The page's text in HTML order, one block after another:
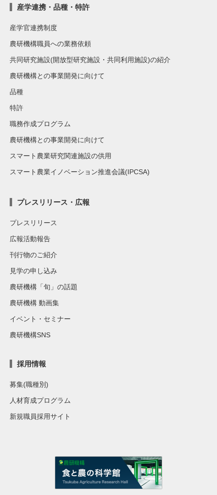
産学連携・品種・特許
産学官連携制度
農研機構職員への業務依頼
共同研究施設(開放型研究施設・共同利用施設)の紹介
農研機構との事業開発に向けて
品種
特許
職務作成プログラム
農研機構との事業開発に向けて
スマート農業研究関連施設の供用
スマート農業イノベーション推進会議(IPCSA)
プレスリリース・広報
プレスリリース
広報活動報告
刊行物のご紹介
見学の申し込み
農研機構「旬」の話題
農研機構 動画集
イベント・セミナー
農研機構SNS
採用情報
募集(職種別)
人材育成プログラム
新規職員採用サイト